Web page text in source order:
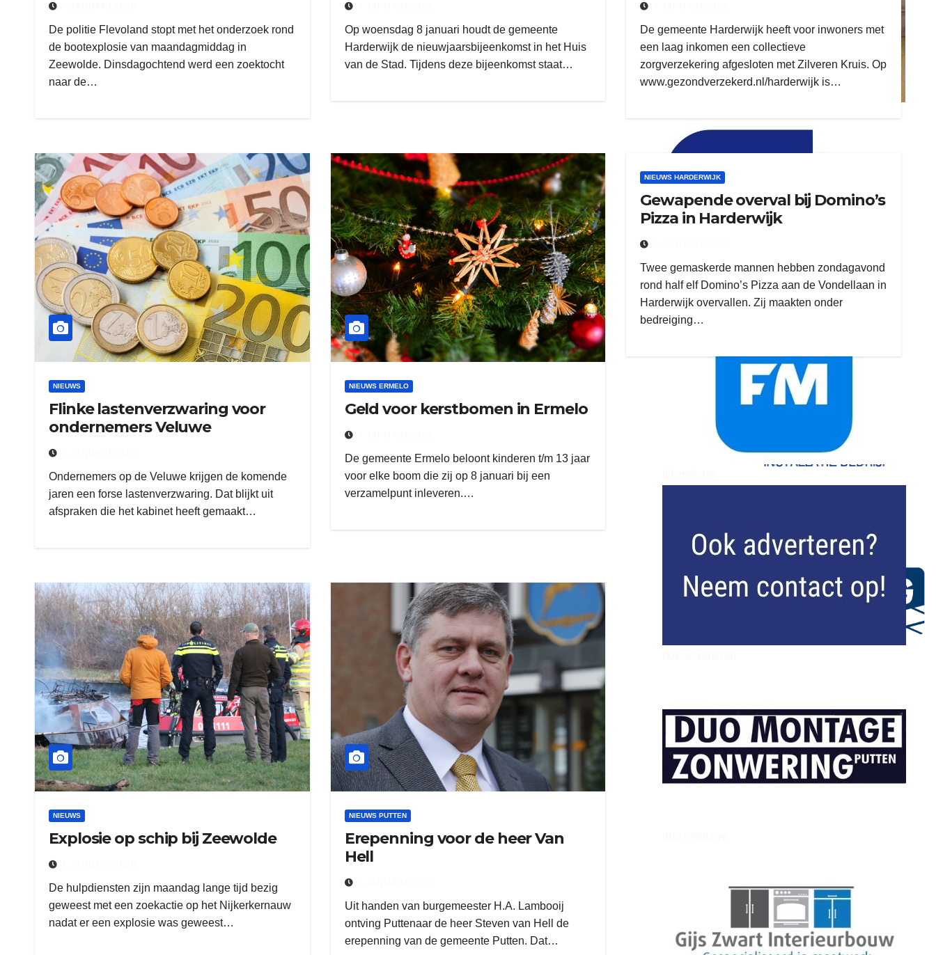
zielman
henkvandeberg
De politie Flevoland stopt met het onderzoek rond
de bootexplosie van maandagmiddag in
Zeewolde. Dinsdagochtend werd een zoektocht
naar de…
Op woensdag 8 januari houdt de gemeente
Harderwijk de nieuwjaarsbijeenkomst in het Huis
van de Stad. Tijdens deze bijeenkomst staat…
De gemeente Harderwijk heeft voor inwoners met
een laag inkomen een collectieve
zorgverzekering afgesloten met Zilveren Kruis. Op
www.gezondverzekerd.nl/harderwijk is…
NIEUWS
Flinke lastenverzwaring voor
ondernemers Veluwe
Ondernemers op de Veluwe krijgen de komende
jaren een forse lastenverzwaring. Dat blijkt uit
afspraken die het kabinet heeft gemaakt…
NIEUWS ERMELO
Geld voor kerstbomen in Ermelo
De gemeente Ermelo beloont kinderen t/m 13 jaar
voor elke boom die zij op 8 januari bij een
verzamelpunt inleveren.…
NIEUWS HARDERWIJK
Gewapende overval bij Domino’s
Pizza in Harderwijk
Twee gemaskerde mannen hebben zondagavond
rond half elf Domino’s Pizza aan de Vondellaan in
Harderwijk overvallen. Zij maakten onder
bedreiging…
NIEUWS
Explosie op schip bij Zeewolde
De hulpdiensten zijn maandag lange tijd bezig
geweest met een zoekactie op het Nijkerkernauw
nadat er een explosie was geweest…
NIEUWS PUTTEN
Erepenning voor de heer Van
Hell
Uit handen van burgemeester H.A. Lambooij
ontving Puttenaar de heer Steven van Hell de
erepenning van de gemeente Putten. Dat…